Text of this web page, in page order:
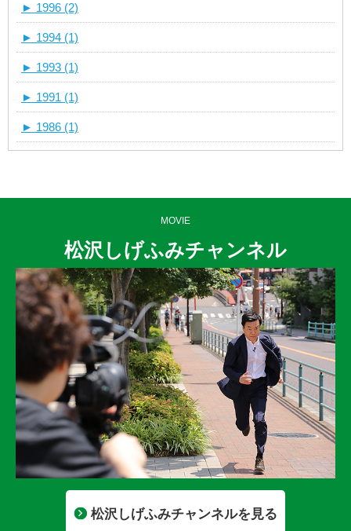
► 1996 (2)
► 1994 (1)
► 1993 (1)
► 1991 (1)
► 1986 (1)
MOVIE
松沢しげふみチャンネル
松沢しげふみチャンネルを見る